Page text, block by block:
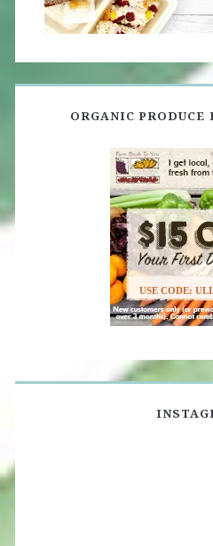
ORGANIC
USE CODE: